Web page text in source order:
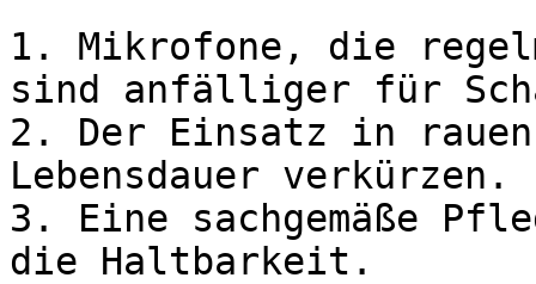
1. Mikrofone, die
sind anfälliger für
2. Der Einsatz in rauen
Lebensdauer verkürzen.
3. Eine sachgemäße
die Haltbarkeit.